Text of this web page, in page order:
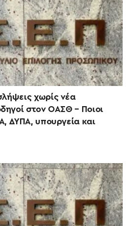
χωρίς νέα
στον ΟΑΣΘ – Ποιοι
ΔΥΠΑ, υπουργεία και